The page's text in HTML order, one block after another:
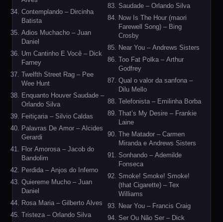
Contemplando – Dircinha
Batista
Adios Muchacho – Juan
Daniel
Um Cantinho E Você – Dick
Farney
Twelfth Street Rag – Pee
Wee Hunt
Enquanto Houver Saudade –
Orlando Silva
Feitiçaria – Silvio Caldas
Palavras De Amor – Alcides
Gerardi
Flor Amorosa – Jacob do
Bandolim
Perdida – Anjos do Inferno
Quiereme Mucho – Juan
Daniel
Rosa Maria – Gilberto Alves
Tristeza – Orlando Silva
Saudade – Orlando Silva
Now Is The Hour (maori
Farewell Song) – Bing
Crosby
Near You – Andrews Sisters
Too Fat Polka – Arthur
Godfrey
Qual o valor da sanfona –
Dilu Mello
Telefonista – Emilinha Borba
That’s My Desire – Frankie
Laine
The Matador – Carmen
Miranda e Andrews Sisters
Sonhando – Ademilde
Fonseca
Smoke! Smoke! Smoke!
(that Cigarette) – Tex
Williams
Near You – Francis Craig
Ser Ou Não Ser – Dick